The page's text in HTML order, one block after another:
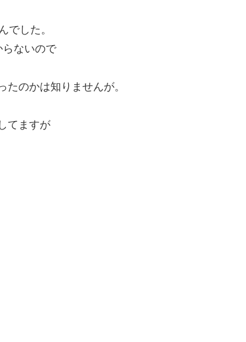
でした。
ないので
のかは知りませんが。
てますが